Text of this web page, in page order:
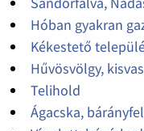
Hóban gyakran
Kékestető
Hűvösvölgy,
Telihold
Ágacska,